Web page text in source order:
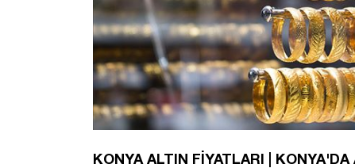
KONYA ALTIN FİYATLARI |